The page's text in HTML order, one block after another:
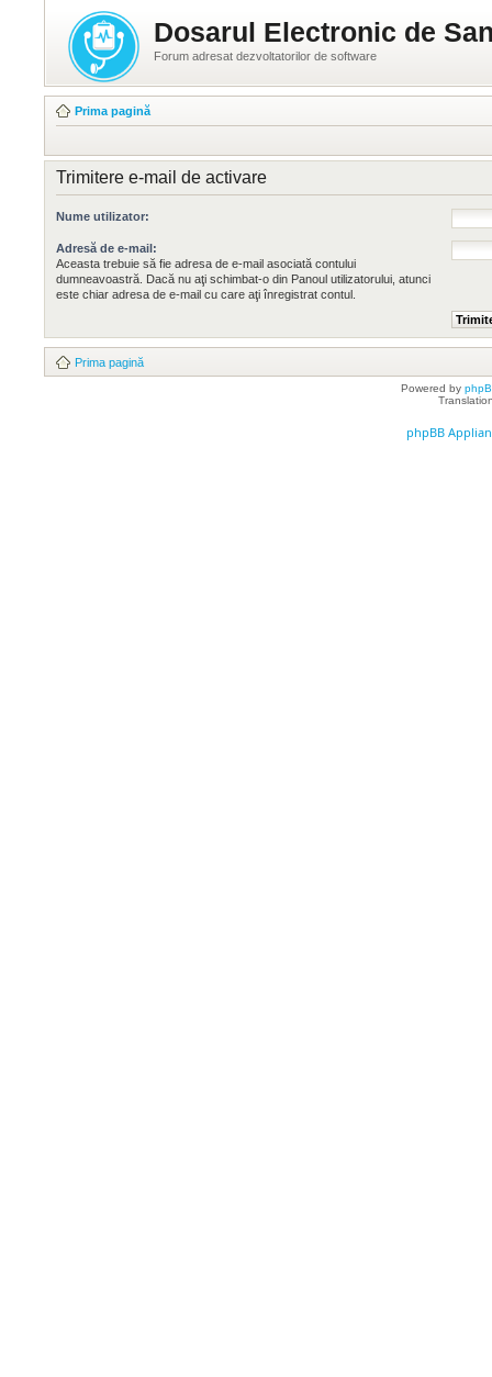
Dosarul Electronic de
Forum adresat dezvoltatorilor de software
Prima pagină
Trimitere e-mail de activare
Nume utilizator:
Adresă de e-mail:
Aceasta trebuie să fie adresa de e-mail asociată contului
dumneavoastră. Dacă nu aţi schimbat-o din Panoul utilizatorului, atunci
este chiar adresa de e-mail cu care aţi înregistrat contul.
Prima pagină
Powered by
phpBB